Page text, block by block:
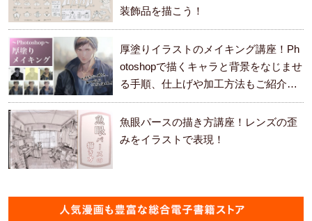
装飾品を描こう！
厚塗りイラストのメイキング講座！Ph
otoshopで描くキャラと背景をなじませ
る手順、仕上げや加工方法もご紹介し
ます。
魚眼パースの描き方講座！レンズの歪
みをイラストで表現！